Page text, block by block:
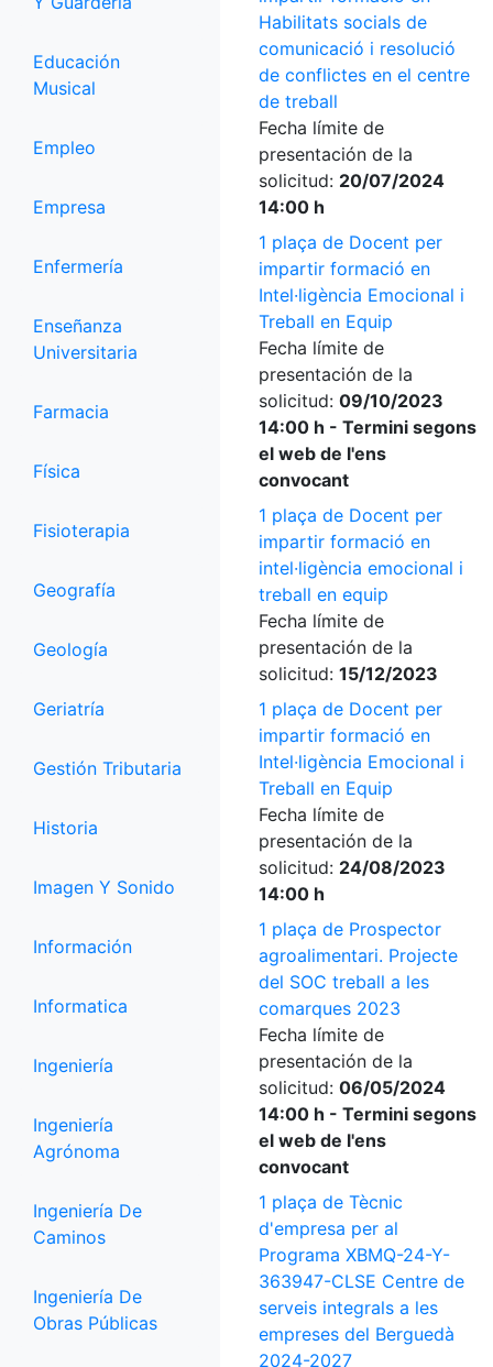
Educación
Musical
Empleo
Empresa
Enfermería
Enseñanza
Universitaria
Farmacia
Física
Fisioterapia
Geografía
Geología
Geriatría
Gestión Tributaria
Historia
Imagen Y Sonido
Información
Informatica
Ingeniería
Ingeniería
Agrónoma
Ingeniería De
Caminos
Ingeniería De
Obras Públicas
Habilitats socials de
comunicació i resolució
de conflictes en el centre
de treball
Fecha límite de
presentación de la
solicitud: 20/07/2024
14:00 h
1 plaça de Docent per
impartir formació en
Intel·ligència Emocional i
Treball en Equip
Fecha límite de
presentación de la
solicitud: 09/10/2023
14:00 h - Termini segons
el web de l'ens
convocant
1 plaça de Docent per
impartir formació en
intel·ligència emocional i
treball en equip
Fecha límite de
presentación de la
solicitud: 15/12/2023
1 plaça de Docent per
impartir formació en
Intel·ligència Emocional i
Treball en Equip
Fecha límite de
presentación de la
solicitud: 24/08/2023
14:00 h
1 plaça de Prospector
agroalimentari. Projecte
del SOC treball a les
comarques 2023
Fecha límite de
presentación de la
solicitud: 06/05/2024
14:00 h - Termini segons
el web de l'ens
convocant
1 plaça de Tècnic
d'empresa per al
Programa XBMQ-24-Y-
363947-CLSE Centre de
serveis integrals a les
empreses del Berguedà
2024-2027